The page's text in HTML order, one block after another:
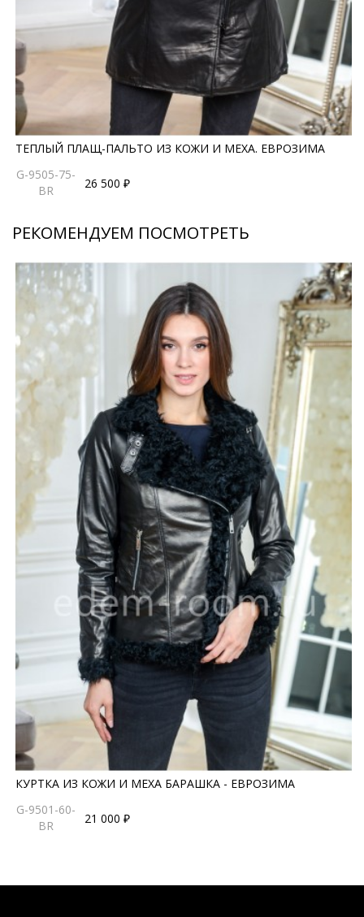
ТЕПЛЫЙ ПЛАЩ-ПАЛЬТО ИЗ КОЖИ И МЕХА. ЕВРОЗИМА
G-9505-75-
BR
26 500 ₽
РЕКОМЕНДУЕМ ПОСМОТРЕТЬ
КУРТКА ИЗ КОЖИ И МЕХА БАРАШКА - ЕВРОЗИМА
G-9501-60-
BR
21 000 ₽